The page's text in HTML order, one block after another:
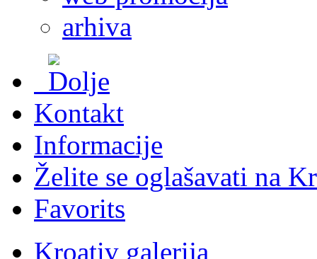
arhiva
Kontakt
Informacije
Želite se oglašavati na
Favorits
Kroativ galerija